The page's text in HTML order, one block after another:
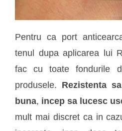
Pentru ca port
tenul dupa aplicarea lui
fac cu toate fondurile
produsele. Rezistenta
buna, incep sa lucesc
mult mai discret ca in